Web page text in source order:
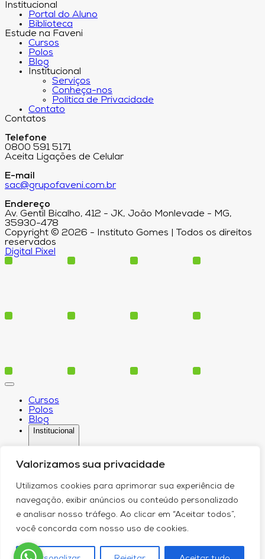
Valorizamos sua privacidade
Utilizamos cookies para aprimorar sua experiência de
navegação, exibir anúncios ou conteúdo personalizado
e analisar nosso tráfego. Ao clicar em “Aceitar todos”,
você concorda com nosso uso de cookies.
Institucional
Portal do Aluno
Biblioteca
Estude na Faveni
Cursos
Polos
Blog
Institucional
Serviços
Conheça-nos
Política de Privacidade
Contato
Contatos
Telefone
0800 591 5171
Aceita Ligações de Celular
E-mail
sac@grupofaveni.com.br
Endereço
Av. Gentil Bicalho, 412 - JK, João Monlevade - MG,
35930-478
Copyright © 2026 - Instituto Gomes | Todos os direitos
reservados
Digital Pixel
Cursos
Polos
Blog
Institucional
Serviços
Conheça-nos
Política de Privacidade
Contato